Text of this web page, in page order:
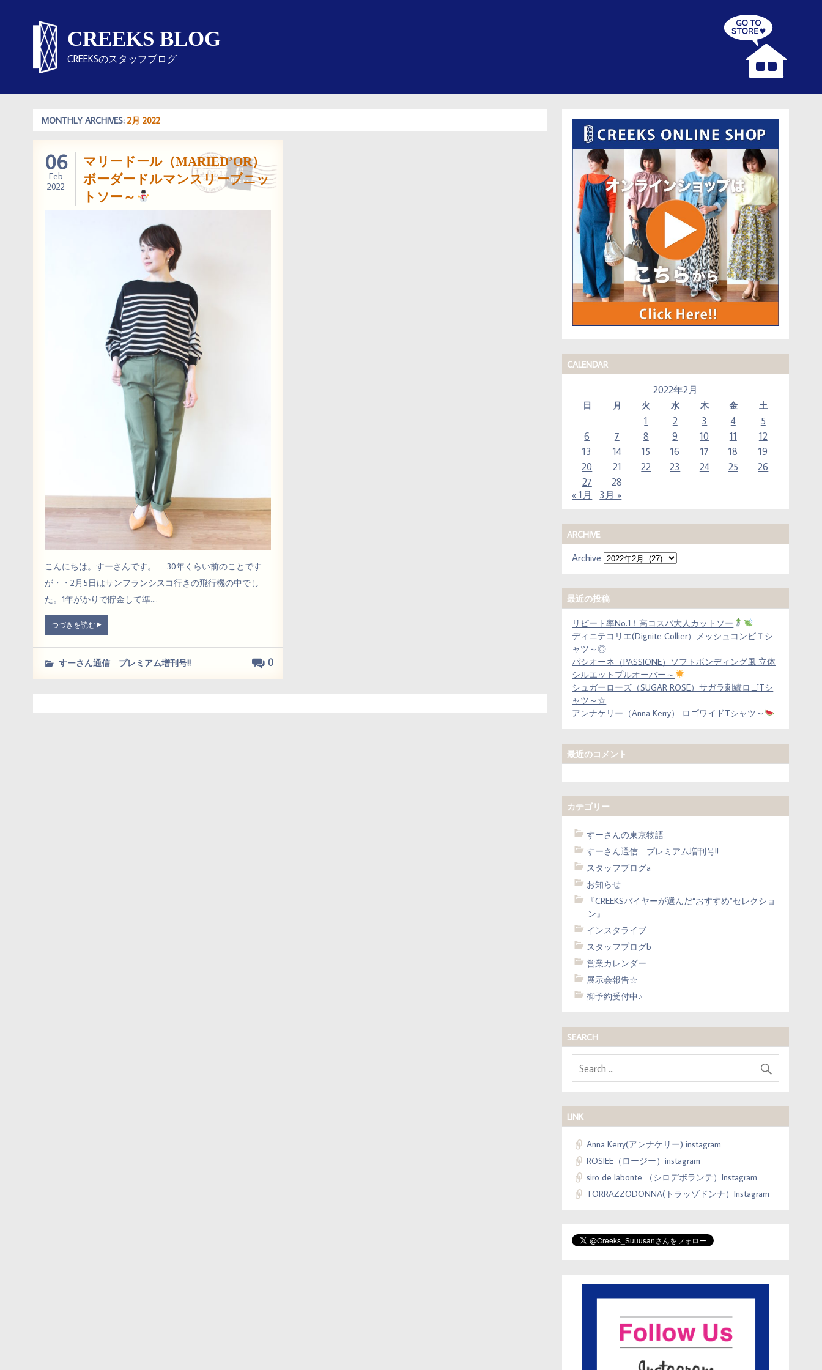
CREEKS BLOG
CREEKSのスタッフブログ
MONTHLY ARCHIVES:2月 2022
06
Feb
2022
マリードール（MARIED’OR）
ボーダードルマンスリーブニッ
トソー～
こんにちは。すーさんです。 30年くらい前のことです
が・・2月5日はサンフランシスコ行きの飛行機の中でし
た。1年がかりで貯金して準....
つづきを読む
0
すーさん通信 プレミアム増刊号!!
CALENDAR
2022年2月
日 月 火 水 木 金 土
1 2 3 4
5
6
7 8 9 10 11
12
13
14 15 16 17 18
19
20
21 22 23 24 25
26
27
28
« 1月
3月 »
ARCHIVE
Archive
最近の投稿
リピート率No.1！高コスパ大人カットソー
ディニテコリエ(Dignite Collier）メッシュコンビＴシ
ャツ～◎
パシオーネ（PASSIONE）ソフトボンディング風 立体
シルエットプルオーバー～
シュガーローズ（SUGAR ROSE）サガラ刺繍ロゴTシ
ャツ～☆
アンナケリー（Anna Kerry） ロゴワイドTシャツ～
最近のコメント
カテゴリー
すーさんの東京物語
すーさん通信 プレミアム増刊号!!
スタッフブログa
お知らせ
『CREEKSバイヤーが選んだ“おすすめ”セレクショ
ン』
インスタライブ
スタッフブログb
営業カレンダー
展示会報告☆
御予約受付中♪
SEARCH
LINK
Anna Kerry(アンナケリー) instagram
ROSIEE（ロージー）instagram
siro de labonte （シロデボランテ）Instagram
TORRAZZODONNA(トラッゾドンナ）Instagram